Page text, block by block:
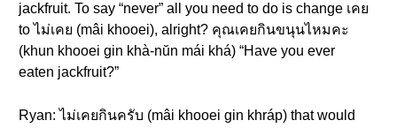
jackfruit. To say “never” all you need to do is change เคย
to ไม่เคย (mâi khooei), alright? คุณเคยกินขนุนไหมคะ
(khun khooei gin khà-nŭn mái khá) “Have you ever
eaten jackfruit?”
Ryan: ไม่เคยกินครับ (mâi khooei gin khráp) that would